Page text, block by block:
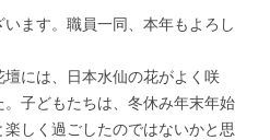
ます。職員一同、本年もよろし
には、日本水仙の花がよく咲
子どもたちは、冬休み年末年始
しく過ごしたのではないかと思